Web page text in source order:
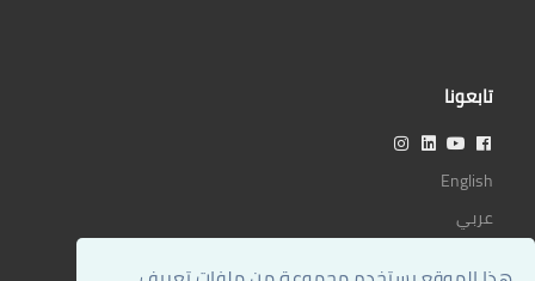
تابعونا
English
عربي